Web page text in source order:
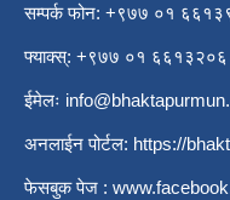
सम्पर्क फोन: +९७७ ०१
फ्याक्स्: +९७७ ०१ ६६१३२०६
ईमेलः
अनलाईन पोर्टल: https://
फेसबुक पेज :